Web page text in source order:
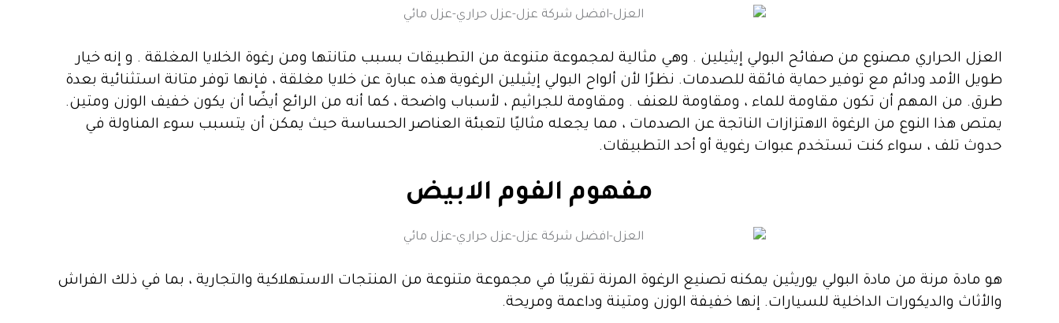
m
e
s
e
n
g
العزل الحراري مصنوع من صفائح البولي إيثيلين . وهي مثالية لمجموعة متنوعة من التطبيقات بسبب متانتها ومن رغوة الخلايا المغلقة . و إنه خيار
طويل الأمد ودائم مع توفير حماية فائقة للصدمات. نظرًا لأن ألواح البولي إيثيلين الرغوية هذه عبارة عن خلايا مغلقة ، فإنها توفر متانة استثنائية بعدة
طرق. من المهم أن تكون مقاومة للماء ، ومقاومة للعنف . ومقاومة للجراثيم ، لأسباب واضحة ، كما أنه من الرائع أيضًا أن يكون خفيف الوزن ومتين.
يمتص هذا النوع من الرغوة الاهتزازات الناتجة عن الصدمات ، مما يجعله مثاليًا لتعبئة العناصر الحساسة حيث يمكن أن يتسبب سوء المناولة في
حدوث تلف ، سواء كنت تستخدم عبوات رغوية أو أحد التطبيقات.
مفهوم الفوم الابيض
هو مادة مرنة من مادة البولي يوريثين يمكنه تصنيع الرغوة المرنة تقريبًا في مجموعة متنوعة من المنتجات الاستهلاكية والتجارية ، بما في ذلك الفراش
والأثاث والديكورات الداخلية للسيارات. إنها خفيفة الوزن ومتينة وداعمة ومريحة.